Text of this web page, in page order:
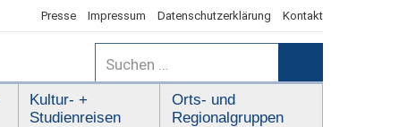
Presse Impressum Datenschutzerklärung Kontakt
Suchen
nach:
Kultur- +
Studienreisen
Orts- und
Regionalgruppen